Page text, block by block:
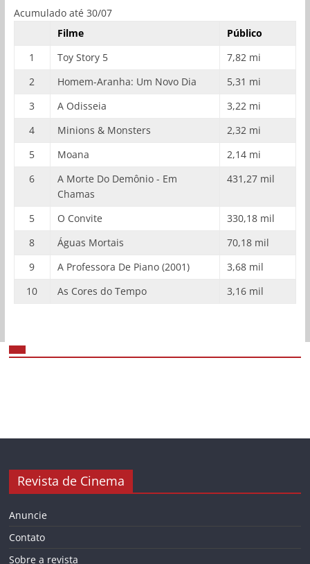
Acumulado até 30/07
Filme
Público
1
Toy Story 5
7,82 mi
2
Homem-Aranha: Um Novo Dia
5,31 mi
3
A Odisseia
3,22 mi
4
Minions & Monsters
2,32 mi
5
Moana
2,14 mi
6
A Morte Do Demônio - Em
Chamas
431,27 mil
5 O Convite
330,18 mil
8
Águas Mortais
70,18 mil
9
A Professora De Piano (2001)
3,68 mil
10
As Cores do Tempo 3,16 mil
Revista de Cinema
Anuncie
Contato
Sobre a revista